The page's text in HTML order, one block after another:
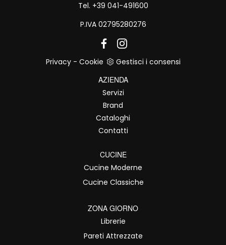
Tel. +39 041-491600
P.IVA 02795280276
Privacy- Cookie
Gestisci i consensi
AZIENDA
Servizi
Brand
Cataloghi
Contatti
CUCINE
Cucine Moderne
Cucine Classiche
ZONA GIORNO
Librerie
Pareti Attrezzate